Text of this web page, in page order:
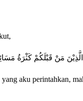
مَنْ قَبْلَكُمْ كَثْرَةُ
aku perintahkan,